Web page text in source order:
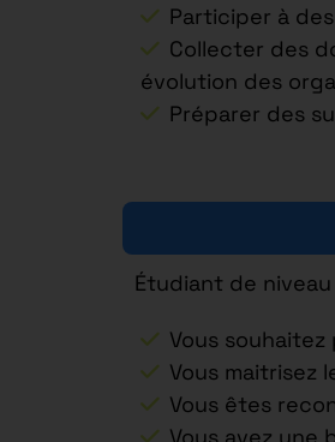
Participer à
Collecter des
évolution des
Préparer des
Étudiant de niveau
Vous
Vous maitrisez
Vous êtes
Vous avez une